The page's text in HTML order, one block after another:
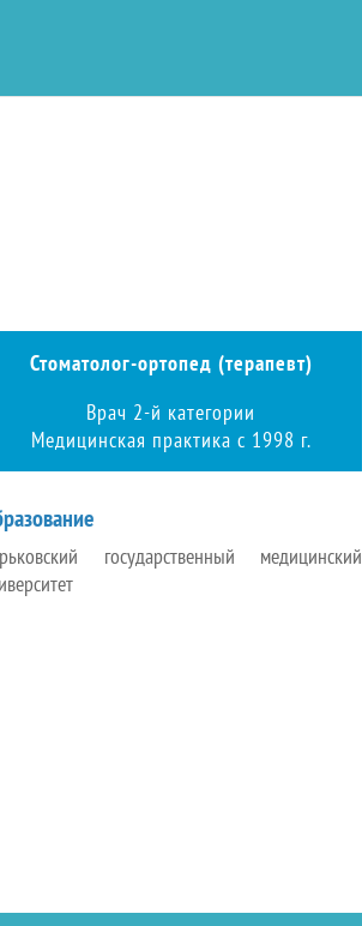
Стоматолог-ортопед (терапевт)
Врач 2-й категории
Медицинская практика с 1998 г.
государственный медицинский